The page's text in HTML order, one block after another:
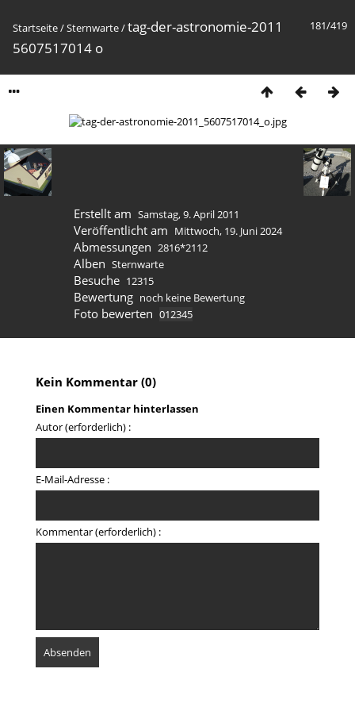
181/419
Startseite/Sternwarte/tag-der-astronomie-2011
5607517014 o
Erstellt am Samstag, 9. April 2011
Veröffentlicht am Mittwoch, 19. Juni 2024
Abmessungen 2816*2112
Alben Sternwarte
Besuche 12315
Bewertung noch keine Bewertung
Foto bewerten
Kein Kommentar (0)
Einen Kommentar hinterlassen
Autor (erforderlich) :
E-Mail-Adresse :
Kommentar (erforderlich) :